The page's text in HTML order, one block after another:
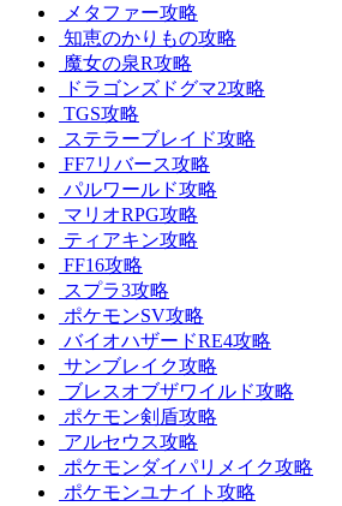
メタファー攻略
知恵のかりもの攻略
魔女の泉R攻略
ドラゴンズドグマ2攻略
TGS攻略
ステラーブレイド攻略
FF7リバース攻略
パルワールド攻略
マリオRPG攻略
ティアキン攻略
FF16攻略
スプラ3攻略
ポケモンSV攻略
バイオハザードRE4攻略
サンブレイク攻略
ブレスオブザワイルド攻略
ポケモン剣盾攻略
アルセウス攻略
ポケモンダイパリメイク攻略
ポケモンユナイト攻略